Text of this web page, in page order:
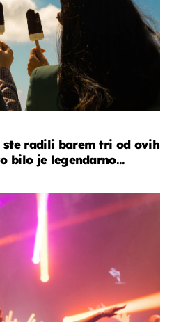
radili barem tri od ovih
bilo je legendarno...